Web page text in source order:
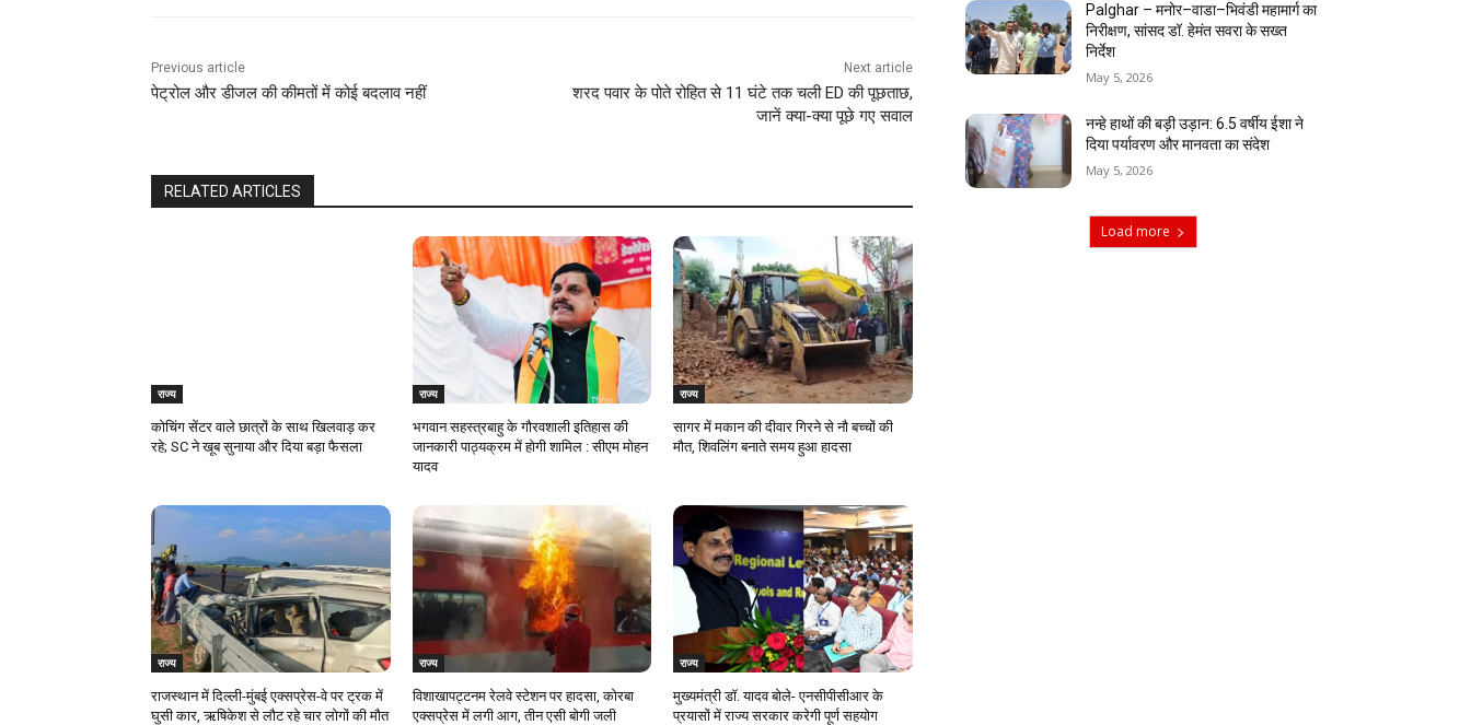
Previous article
पेट्रोल और डीजल की कीमतों में कोई बदलाव नहीं
Next article
शरद पवार के पोते रोहित से 11 घंटे तक चली ED की पूछताछ,
जानें क्या-क्या पूछे गए सवाल
RELATED ARTICLES
राज्य
कोचिंग सेंटर वाले छात्रों के साथ खिलवाड़ कर
रहे; SC ने खूब सुनाया और दिया बड़ा फैसला
राज्य
भगवान सहस्त्रबाहु के गौरवशाली इतिहास की
जानकारी पाठ्यक्रम में होगी शामिल : सीएम मोहन
यादव
राज्य
सागर में मकान की दीवार गिरने से नौ बच्चों की
मौत, शिवलिंग बनाते समय हुआ हादसा
राज्य
राजस्‍थान में दिल्ली-मुंबई एक्सप्रेस-वे पर ट्रक में
घुसी कार, ऋषिकेश से लौट रहे चार लोगों की मौत
राज्य
विशाखापट्टनम रेलवे स्टेशन पर हादसा, कोरबा
एक्सप्रेस में लगी आग, तीन एसी बोगी जली
राज्य
मुख्यमंत्री डॉ. यादव बोले- एनसीपीसीआर के
प्रयासों में राज्य सरकार करेगी पूर्ण सहयोग
Palghar – मनोर–वाडा–भिवंडी महामार्ग का
निरीक्षण, सांसद डॉ. हेमंत सवरा के सख्त
निर्देश
May 5, 2026
नन्हे हाथों की बड़ी उड़ान: 6.5 वर्षीय ईशा ने
दिया पर्यावरण और मानवता का संदेश
May 5, 2026
Load more